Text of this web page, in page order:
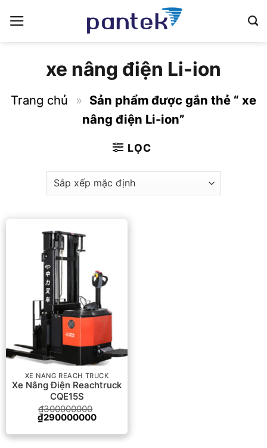
qua
nội
xe nâng điện Li-ion
Trang chủ » Sản phẩm được gắn thẻ “ xe
nâng điện Li-ion”
LỌC
XE NÂNG REACH TRUCK
Xe Nâng Điện Reachtruck
CQE15S
₫300000000
Giá
gốc
là:
₫300000000.
₫290000000Giá
tại
là: